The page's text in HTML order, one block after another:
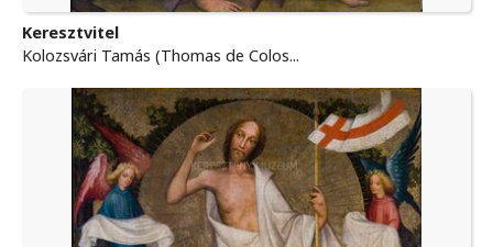
Keresztvitel
Kolozsvári Tamás (Thomas de Colos...